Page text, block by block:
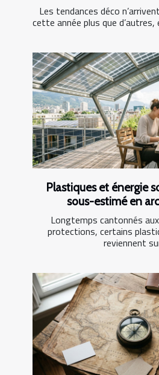
Les tendances déco
cette année plus que d’autres,
Plastiques et énergie
sous-estimé en
Longtemps cantonnés
protections, certains
reviennent